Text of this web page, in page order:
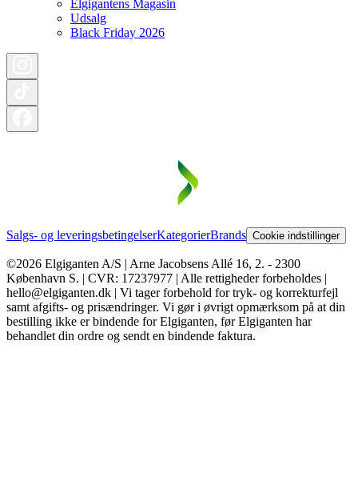
Elgigantens Magasin
Udsalg
Black Friday 2026
Salgs- og leveringsbetingelserKategorierBrands Cookie indstillinger
©2026 Elgiganten A/S | Arne Jacobsens Allé 16, 2. - 2300
København S. | CVR: 17237977 | Alle rettigheder forbeholdes |
hello@elgiganten.dk | Vi tager forbehold for tryk- og korrekturfejl
samt afgifts- og prisændringer. Vi gør i øvrigt opmærksom på at din
bestilling ikke er bindende for Elgiganten, før Elgiganten har
behandlet din ordre og sendt en bindende faktura.